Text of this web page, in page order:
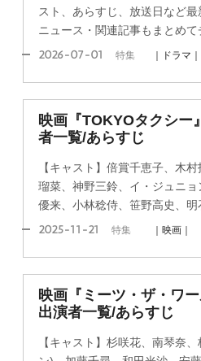
スト、あらすじ、放送日など
ニュース・関連記事もまとめて
2026-07-01 特集 ｜ドラマ｜
映画『TOKYOタクシー
者一覧/あらすじ
【キャスト】倍賞千恵子、木
瑠菜、神野三鈴、イ・ジュニ
優来、小林稔侍、笹野高史、
2025-11-21 特集 ｜映画｜
映画『ミーツ・ザ・ワ
出演者一覧/あらすじ
【キャスト】杉咲花、南琴奈